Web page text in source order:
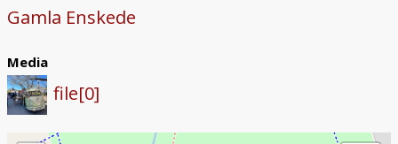
Gamla Enskede
Media
file[0]